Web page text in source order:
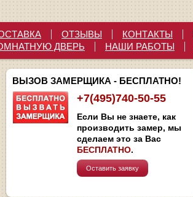
ОТЗЫВЫ КОНТАКТЫ
ДВЕРЬ НАШИ РАБОТЫ
ВЫЗОВ ЗАМЕРЩИКА - БЕСПЛАТНО!
+7(495)740-50-55
Если Вы не знаете, как
производить замер, мы
сделаем это за Вас
БЕСПЛАТНО.
Оставить заявку